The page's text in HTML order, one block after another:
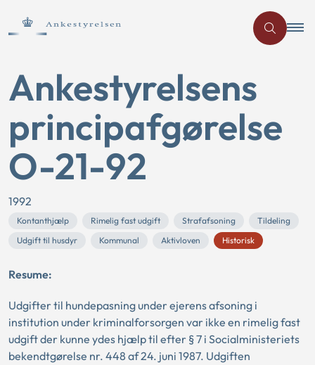
Ankestyrelsens
principafgørelse
O-21-92
1992
Kontanthjælp Rimelig fast udgift Strafafsoning
Tildeling
Udgift til husdyr
Kommunal Aktivloven Historisk
Resume:
Udgifter til hundepasning under ejerens afsoning i
institution under kriminalforsorgen var ikke en rimelig fast
udgift der kunne ydes hjælp til efter § 7 i Socialministeriets
bekendtgørelse nr. 448 af 24. juni 1987. Udgiften